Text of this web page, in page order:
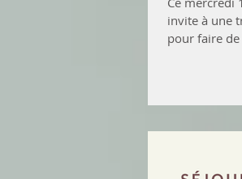
invite à une
pour faire de